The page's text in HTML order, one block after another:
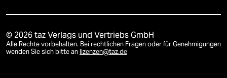
© 2026 taz Verlags und Vertriebs GmbH
Alle Rechte vorbehalten. Bei rechtlichen Fragen oder für Genehmigungen
wenden Sie sich bitte an lizenzen@taz.de